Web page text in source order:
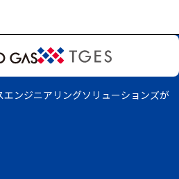
ンジニアリングソリューションズが